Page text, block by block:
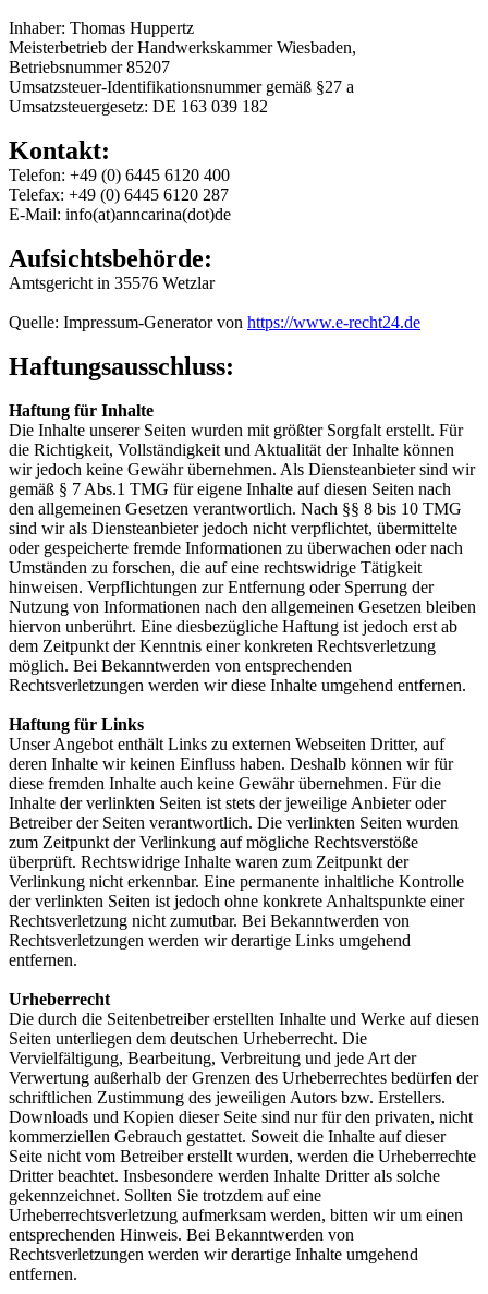
Inhaber: Thomas Huppertz
Meisterbetrieb der Handwerkskammer Wiesbaden,
Betriebsnummer 85207
Umsatzsteuer-Identifikationsnummer gemäß §27 a
Umsatzsteuergesetz: DE 163 039 182
Kontakt:
Telefon: +49 (0) 6445 6120 400
Telefax: +49 (0) 6445 6120 287
E-Mail: info(at)anncarina(dot)de
Aufsichtsbehörde:
Amtsgericht in 35576 Wetzlar
Quelle: Impressum-Generator von https://www.e-recht24.de
Haftungsausschluss:
Haftung für Inhalte
Die Inhalte unserer Seiten wurden mit größter Sorgfalt erstellt. Für
die Richtigkeit, Vollständigkeit und Aktualität der Inhalte können
wir jedoch keine Gewähr übernehmen. Als Diensteanbieter sind wir
gemäß § 7 Abs.1 TMG für eigene Inhalte auf diesen Seiten nach
den allgemeinen Gesetzen verantwortlich. Nach §§ 8 bis 10 TMG
sind wir als Diensteanbieter jedoch nicht verpflichtet, übermittelte
oder gespeicherte fremde Informationen zu überwachen oder nach
Umständen zu forschen, die auf eine rechtswidrige Tätigkeit
hinweisen. Verpflichtungen zur Entfernung oder Sperrung der
Nutzung von Informationen nach den allgemeinen Gesetzen bleiben
hiervon unberührt. Eine diesbezügliche Haftung ist jedoch erst ab
dem Zeitpunkt der Kenntnis einer konkreten Rechtsverletzung
möglich. Bei Bekanntwerden von entsprechenden
Rechtsverletzungen werden wir diese Inhalte umgehend entfernen.
Haftung für Links
Unser Angebot enthält Links zu externen Webseiten Dritter, auf
deren Inhalte wir keinen Einfluss haben. Deshalb können wir für
diese fremden Inhalte auch keine Gewähr übernehmen. Für die
Inhalte der verlinkten Seiten ist stets der jeweilige Anbieter oder
Betreiber der Seiten verantwortlich. Die verlinkten Seiten wurden
zum Zeitpunkt der Verlinkung auf mögliche Rechtsverstöße
überprüft. Rechtswidrige Inhalte waren zum Zeitpunkt der
Verlinkung nicht erkennbar. Eine permanente inhaltliche Kontrolle
der verlinkten Seiten ist jedoch ohne konkrete Anhaltspunkte einer
Rechtsverletzung nicht zumutbar. Bei Bekanntwerden von
Rechtsverletzungen werden wir derartige Links umgehend
entfernen.
Urheberrecht
Die durch die Seitenbetreiber erstellten Inhalte und Werke auf diesen
Seiten unterliegen dem deutschen Urheberrecht. Die
Vervielfältigung, Bearbeitung, Verbreitung und jede Art der
Verwertung außerhalb der Grenzen des Urheberrechtes bedürfen der
schriftlichen Zustimmung des jeweiligen Autors bzw. Erstellers.
Downloads und Kopien dieser Seite sind nur für den privaten, nicht
kommerziellen Gebrauch gestattet. Soweit die Inhalte auf dieser
Seite nicht vom Betreiber erstellt wurden, werden die Urheberrechte
Dritter beachtet. Insbesondere werden Inhalte Dritter als solche
gekennzeichnet. Sollten Sie trotzdem auf eine
Urheberrechtsverletzung aufmerksam werden, bitten wir um einen
entsprechenden Hinweis. Bei Bekanntwerden von
Rechtsverletzungen werden wir derartige Inhalte umgehend
entfernen.